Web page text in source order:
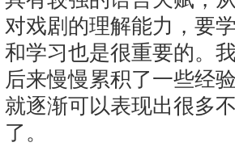
对戏剧的理解能力，要
和学习也是很重要的。
后来慢慢累积了一些经
就逐渐可以表现出很多
了。